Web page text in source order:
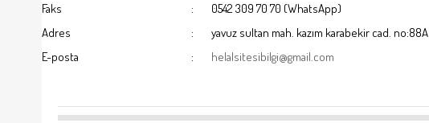
Faks
:
0542 309 70 70 (WhatsApp)
Adres
:
yavuz sultan mah. kazım karabekir cad. no:88A
E-posta
: helalsitesibilgi@gmail.com